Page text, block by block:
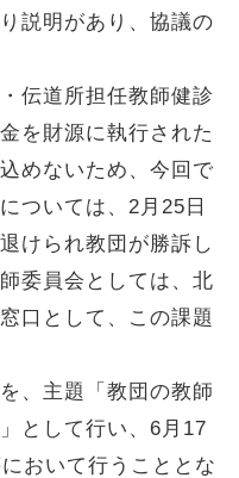
説明があり、協議の
伝道所担任教師健診
を財源に執行された
めないため、今回で
ついては、2月25日
けられ教団が勝訴し
委員会としては、北
口として、この課題
、主題「教団の教師
として行い、6月17
おいて行うこととな